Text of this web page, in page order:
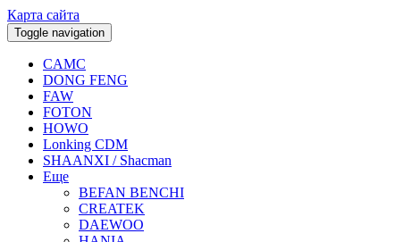
Карта сайта
Toggle navigation
CAMC
DONG FENG
FAW
FOTON
HOWO
Lonking CDM
SHAANXI / Shacman
Еще
BEFAN BENCHI
CREATEK
DAEWOO